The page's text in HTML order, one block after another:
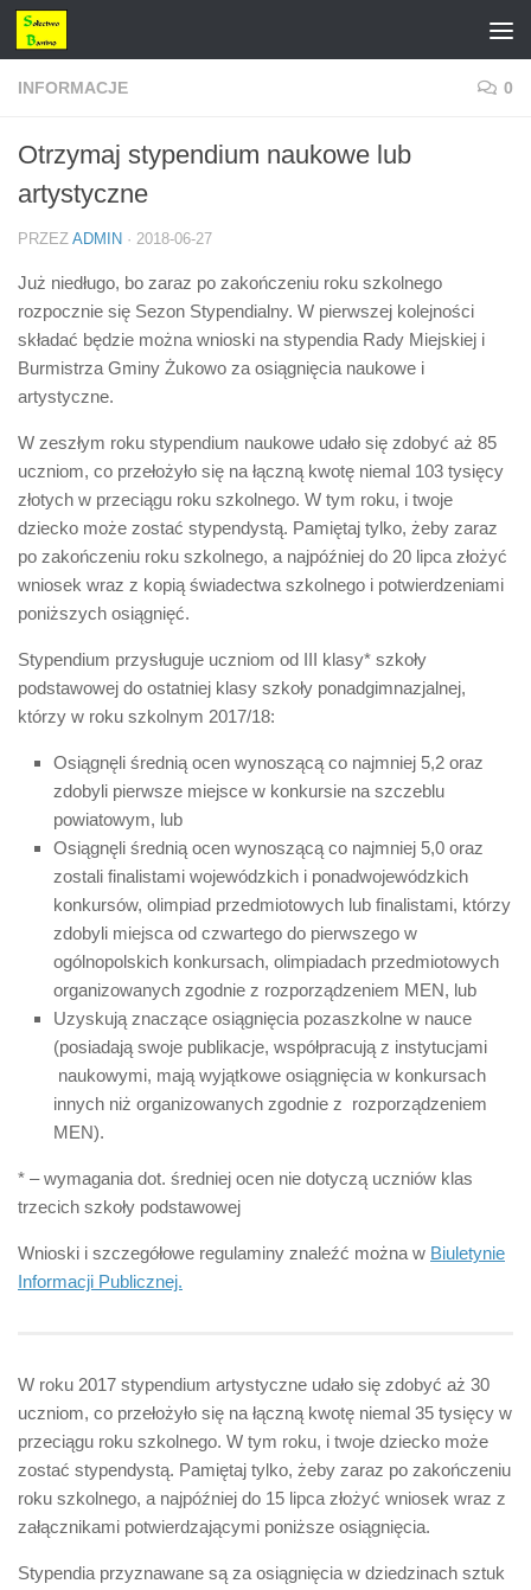
Przejdź do treści
INFORMACJE 0
Otrzymaj stypendium naukowe lub
artystyczne
PRZEZ ADMIN · 2018-06-27
Już niedługo, bo zaraz po zakończeniu roku szkolnego
rozpocznie się Sezon Stypendialny. W pierwszej kolejności
składać będzie można wnioski na stypendia Rady Miejskiej i
Burmistrza Gminy Żukowo za osiągnięcia naukowe i
artystyczne.
W zeszłym roku stypendium naukowe udało się zdobyć aż 85
uczniom, co przełożyło się na łączną kwotę niemal 103 tysięcy
złotych w przeciągu roku szkolnego. W tym roku, i twoje
dziecko może zostać stypendystą. Pamiętaj tylko, żeby zaraz
po zakończeniu roku szkolnego, a najpóźniej do 20 lipca złożyć
wniosek wraz z kopią świadectwa szkolnego i potwierdzeniami
poniższych osiągnięć.
Stypendium przysługuje uczniom od III klasy* szkoły
podstawowej do ostatniej klasy szkoły ponadgimnazjalnej,
którzy w roku szkolnym 2017/18:
Osiągnęli średnią ocen wynoszącą co najmniej 5,2 oraz
zdobyli pierwsze miejsce w konkursie na szczeblu
powiatowym, lub
Osiągnęli średnią ocen wynoszącą co najmniej 5,0 oraz
zostali finalistami wojewódzkich i ponadwojewódzkich
konkursów, olimpiad przedmiotowych lub finalistami, którzy
zdobyli miejsca od czwartego do pierwszego w
ogólnopolskich konkursach, olimpiadach przedmiotowych
organizowanych zgodnie z rozporządzeniem MEN, lub
Uzyskują znaczące osiągnięcia pozaszkolne w nauce
(posiadają swoje publikacje, współpracują z instytucjami
naukowymi, mają wyjątkowe osiągnięcia w konkursach
innych niż organizowanych zgodnie z rozporządzeniem
MEN).
* – wymagania dot. średniej ocen nie dotyczą uczniów klas
trzecich szkoły podstawowej
Wnioski i szczegółowe regulaminy znaleźć można w Biuletynie
Informacji Publicznej.
W roku 2017 stypendium artystyczne udało się zdobyć aż 30
uczniom, co przełożyło się na łączną kwotę niemal 35 tysięcy w
przeciągu roku szkolnego. W tym roku, i twoje dziecko może
zostać stypendystą. Pamiętaj tylko, żeby zaraz po zakończeniu
roku szkolnego, a najpóźniej do 15 lipca złożyć wniosek wraz z
załącznikami potwierdzającymi poniższe osiągnięcia.
Stypendia przyznawane są za osiągnięcia w dziedzinach sztuk